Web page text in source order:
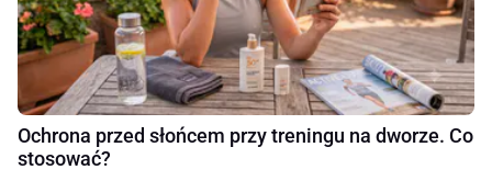
Ochrona przed słońcem przy treningu na dworze. Co
stosować?